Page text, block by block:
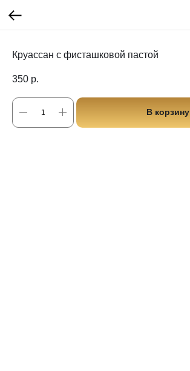
Круассан с фисташковой пастой
350 р.
В корзину